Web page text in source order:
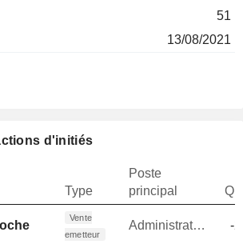
51
13/08/2021
d'initiés
Type
Poste
principal
Vente
emetteur
Administrateur -